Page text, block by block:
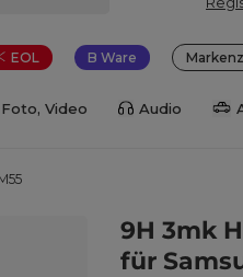
EOL B Ware
Foto, Video Audio
9H 3mk
für